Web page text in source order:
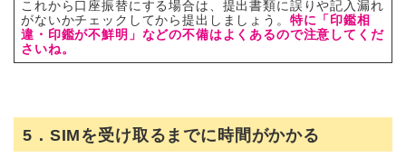
これから口座振替にする場合は、提出書類に誤りや記入漏れ
がないかチェックしてから提出しましょう。 特に「印鑑相
違・印鑑が不鮮明」などの不備はよくあるので注意してくだ
さいね。
5．SIMを受け取るまでに時間がかかる